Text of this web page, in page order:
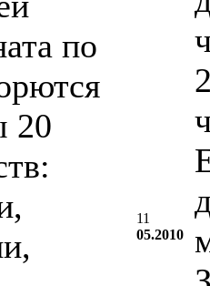
по
20
11
05.2010